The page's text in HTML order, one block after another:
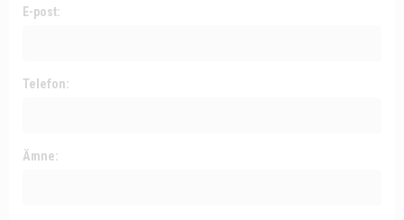
E-post:
Telefon:
Ämne: